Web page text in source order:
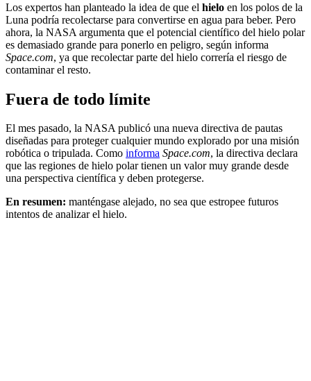
Los expertos han planteado la idea de que el hielo en los polos de la
Luna podría recolectarse para convertirse en agua para beber. Pero
ahora, la NASA argumenta que el potencial científico del hielo polar
es demasiado grande para ponerlo en peligro, según informa
Space.com, ya que recolectar parte del hielo correría el riesgo de
contaminar el resto.
Fuera de todo límite
El mes pasado, la NASA publicó una nueva directiva de pautas
diseñadas para proteger cualquier mundo explorado por una misión
robótica o tripulada. Como informa Space.com, la directiva declara
que las regiones de hielo polar tienen un valor muy grande desde
una perspectiva científica y deben protegerse.
En resumen: manténgase alejado, no sea que estropee futuros
intentos de analizar el hielo.